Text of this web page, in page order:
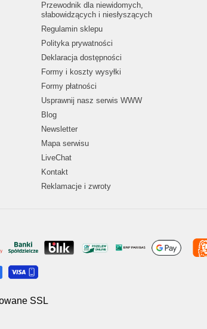
Przewodnik dla niewidomych,
słabowidzących i niesłyszących
Regulamin sklepu
Polityka prywatności
Deklaracja dostępności
Formy i koszty wysyłki
Formy płatności
Usprawnij nasz serwis WWW
Blog
Newsletter
Mapa serwisu
LiveChat
Kontakt
Reklamacje i zwroty
SSL